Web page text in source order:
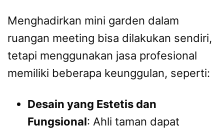
Menghadirkan mini garden dalam
ruangan meeting bisa dilakukan sendiri,
tetapi menggunakan jasa profesional
memiliki beberapa keunggulan, seperti:
Desain yang Estetis dan
Fungsional: Ahli taman dapat